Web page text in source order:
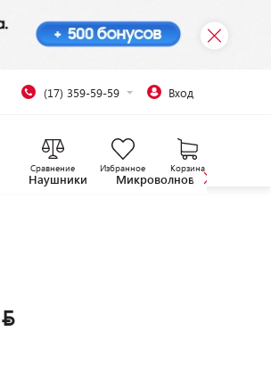
(17) 359-59-59 Вход
Сравнение Избранное Корзина
Наушники Микроволновые печи